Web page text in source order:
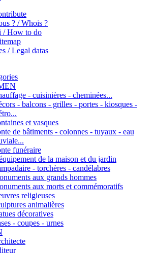
? / Whois ?
/ How to do
/ Legal datas
- cuisinières - cheminées...
- balcons - grilles - portes - kiosques -
et vasques
de bâtiments - colonnes - tuyaux - eau
funéraire
de la maison et du jardin
- torchères - candélabres
aux grands hommes
aux morts et commémoratifs
religieuses
animalières
décoratives
- coupes - urnes